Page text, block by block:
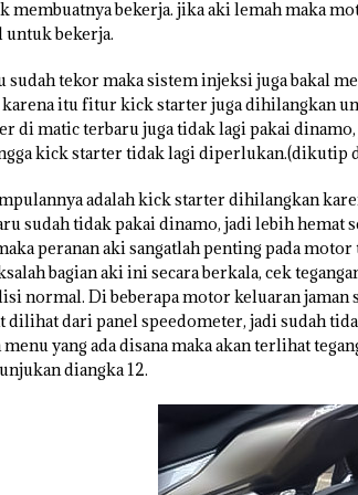
membuatnya bekerja. jika aki lemah maka
untuk bekerja.
sudah tekor maka sistem injeksi juga bakal
itu fitur kick starter juga dihilangkan
di matic terbaru juga tidak lagi pakai
kick starter tidak lagi diperlukan.(dikutip
adalah kick starter dihilangkan
sudah tidak pakai dinamo, jadi lebih hemat
peranan aki sangatlah penting pada
bagian aki ini secara berkala, cek
normal. Di beberapa motor keluaran jaman
dilihat dari panel speedometer, jadi sudah
yang ada disana maka akan terlihat
diangka 12.